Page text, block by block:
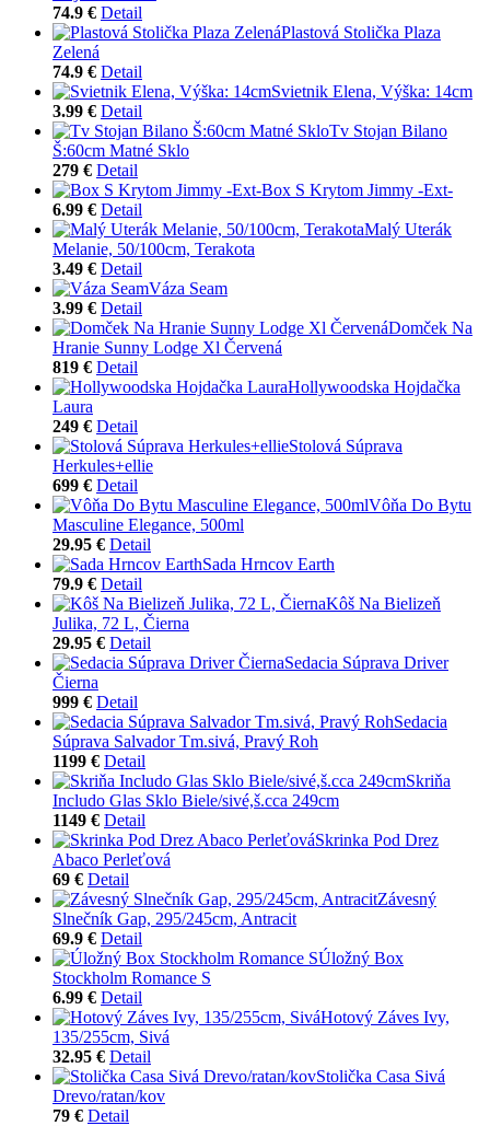
74.9 € Detail
Plastová Stolička Plaza
Zelená
74.9 € Detail
Svietnik Elena, Výška: 14cm
3.99 € Detail
Tv Stojan Bilano
Š:60cm Matné Sklo
279 € Detail
Box S Krytom Jimmy -Ext-
6.99 € Detail
Malý Uterák
Melanie, 50/100cm, Terakota
3.49 € Detail
Váza Seam
3.99 € Detail
Domček Na
Hranie Sunny Lodge Xl Červená
819 € Detail
Hollywoodska Hojdačka
Laura
249 € Detail
Stolová Súprava
Herkules+ellie
699 € Detail
Vôňa Do Bytu
Masculine Elegance, 500ml
29.95 € Detail
Sada Hrncov Earth
79.9 € Detail
Kôš Na Bielizeň
Julika, 72 L, Čierna
29.95 € Detail
Sedacia Súprava Driver
Čierna
999 € Detail
Sedacia
Súprava Salvador Tm.sivá, Pravý Roh
1199 € Detail
Skriňa
Includo Glas Sklo Biele/sivé,š.cca 249cm
1149 € Detail
Skrinka Pod Drez
Abaco Perleťová
69 € Detail
Závesný
Slnečník Gap, 295/245cm, Antracit
69.9 € Detail
Úložný Box
Stockholm Romance S
6.99 € Detail
Hotový Záves Ivy,
135/255cm, Sivá
32.95 € Detail
Stolička Casa Sivá
Drevo/ratan/kov
79 € Detail